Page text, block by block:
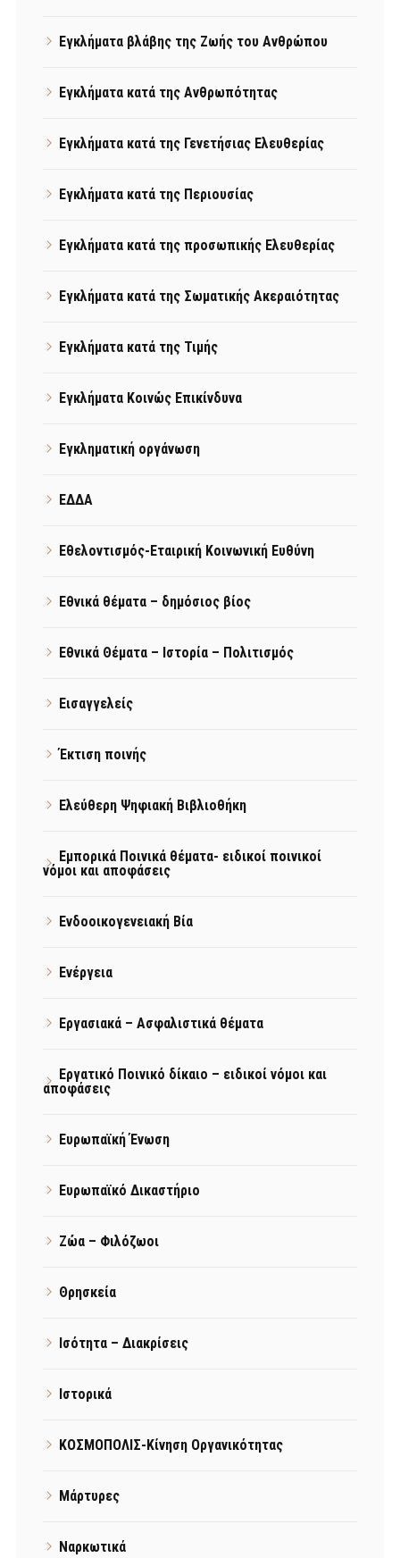
Εγκλήματα βλάβης της Ζωής του Ανθρώπου
Εγκλήματα κατά της Ανθρωπότητας
Εγκλήματα κατά της Γενετήσιας Ελευθερίας
Εγκλήματα κατά της Περιουσίας
Εγκλήματα κατά της προσωπικής Ελευθερίας
Εγκλήματα κατά της Σωματικής Ακεραιότητας
Εγκλήματα κατά της Τιμής
Εγκλήματα Κοινώς Επικίνδυνα
Εγκληματική οργάνωση
ΕΔΔΑ
Εθελοντισμός-Εταιρική Κοινωνική Ευθύνη
Εθνικά θέματα – δημόσιος βίος
Εθνικά Θέματα – Ιστορία – Πολιτισμός
Εισαγγελείς
Έκτιση ποινής
Ελεύθερη Ψηφιακή Βιβλιοθήκη
Εμπορικά Ποινικά θέματα- ειδικοί ποινικοί
νόμοι και αποφάσεις
Ενδοοικογενειακή Βία
Ενέργεια
Εργασιακά – Ασφαλιστικά θέματα
Εργατικό Ποινικό δίκαιο – ειδικοί νόμοι και
αποφάσεις
Ευρωπαϊκή Ένωση
Ευρωπαϊκό Δικαστήριο
Ζώα – Φιλόζωοι
Θρησκεία
Ισότητα – Διακρίσεις
Ιστορικά
ΚΟΣΜΟΠΟΛΙΣ-Κίνηση Οργανικότητας
Μάρτυρες
Ναρκωτικά